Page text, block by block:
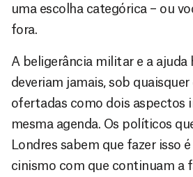
uma escolha categórica – ou
fora.
A beligerância militar e a ajuda
deveriam jamais, sob
ofertadas como dois aspectos
mesma agenda. Os políticos
Londres sabem que fazer isso
cinismo com que continuam a